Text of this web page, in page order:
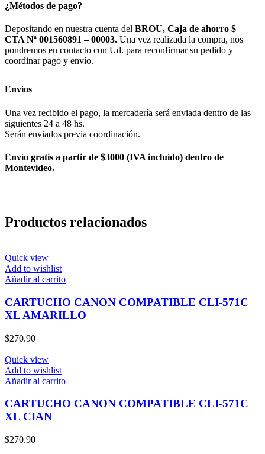
¿Métodos de pago?
Depositando en nuestra cuenta del BROU, Caja de ahorro $
CTA Nª 001560891 – 00003. Una vez realizada la compra, nos
pondremos en contacto con Ud. para reconfirmar su pedido y
coordinar pago y envío.
Envíos
Una vez recibido el pago, la mercadería será enviada dentro de las
siguientes 24 a 48 hs.
Serán enviados previa coordinación.
Envío gratis a partir de $3000 (IVA incluido) dentro de
Montevideo.
Productos relacionados
Quick view
Add to wishlist
Añadir al carrito
CARTUCHO CANON COMPATIBLE CLI-571C
XL AMARILLO
$270.90
Quick view
Add to wishlist
Añadir al carrito
CARTUCHO CANON COMPATIBLE CLI-571C
XL CIAN
$270.90